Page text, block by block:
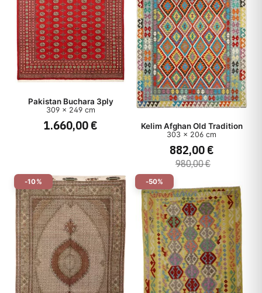
Pakistan Buchara 3ply
309 x 249 cm
1.660,00 € Kelim Afghan Old Tradition
303 x 206 cm
882,00 €
980,00 €
-10% -50%